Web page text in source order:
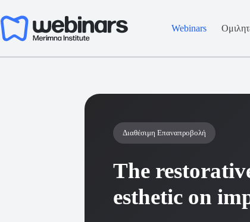
στο
περιεχόμενο
Webinars
Διαθέσιμη Επαναπροβολή
The
esthetic on